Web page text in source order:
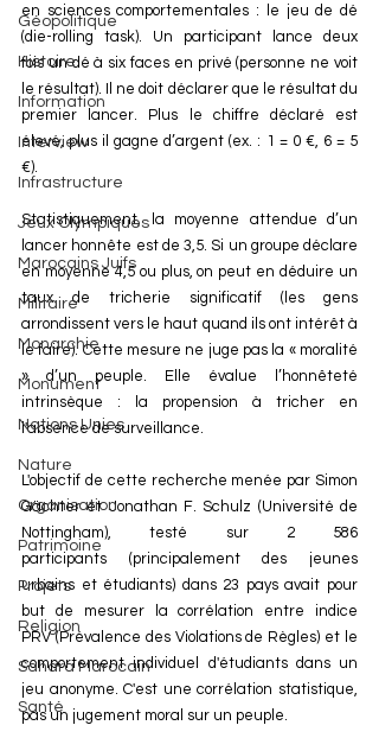
Géopolitique
Histoire
Information
Interview
Infrastructure
Jeux Olympiques
Marocains Juifs
Militaire
Monarchie
Monument
Nations Unies
Nature
Organisation
Patrimoine
Projets
Religion
Sahara Marocain
Santé
en sciences comportementales : le jeu de dé
(die-rolling task). Un participant lance deux
fois un dé à six faces en privé (personne ne voit
le résultat). Il ne doit déclarer que le résultat du
premier lancer. Plus le chiffre déclaré est
élevé, plus il gagne d’argent (ex. : 1 = 0 €, 6 = 5
€).
Statistiquement, la moyenne attendue d’un
lancer honnête est de 3,5. Si un groupe déclare
en moyenne 4,5 ou plus, on peut en déduire un
taux de tricherie significatif (les gens
arrondissent vers le haut quand ils ont intérêt à
le faire). Cette mesure ne juge pas la « moralité
» d’un peuple. Elle évalue l’honnêteté
intrinsèque : la propension à tricher en
l'absence de surveillance.
L'objectif de cette recherche menée par Simon
Gächter et Jonathan F. Schulz (Université de
Nottingham), testé sur 2 586
participants (principalement des jeunes
urbains et étudiants) dans 23 pays avait pour
but de mesurer la corrélation entre indice
PRV (Prévalence des Violations de Règles) et le
comportement individuel d'étudiants dans un
jeu anonyme. C'est une corrélation statistique,
pas un jugement moral sur un peuple.